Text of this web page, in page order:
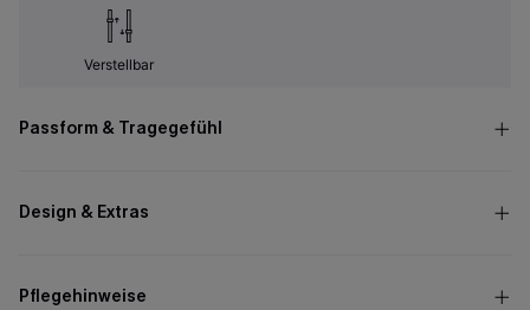
Verstellbar
Passform & Tragegefühl
Design & Extras
Pflegehinweise